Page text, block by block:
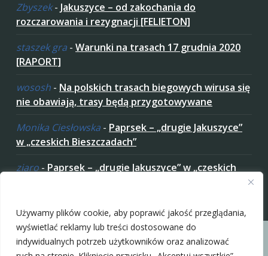
Używamy plików cookie, aby poprawić jakość przeglądania,
wyświetlać reklamy lub treści dostosowane do
indywidualnych potrzeb użytkowników oraz analizować
Zbyszek- Jakuszyce – od zakochania do
rozczarowania i rezygnacji [FELIETON]
staszek gra - Warunki na trasach 17 grudnia 2020
[RAPORT]
wososh - Na polskich trasach biegowych wirusa się
nie obawiają, trasy będą przygotowywane
Monika Ciesłowska - Paprsek – „drugie Jakuszyce”
w „czeskich Bieszczadach”
ziaro - Paprsek – „drugie Jakuszyce” w „czeskich